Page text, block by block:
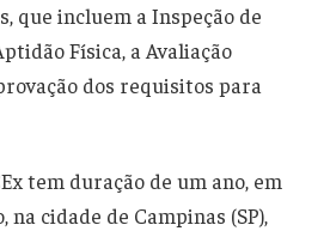
que incluem a Inspeção de
Física, a Avaliação
dos requisitos para
tem duração de um ano, em
cidade de Campinas (SP),